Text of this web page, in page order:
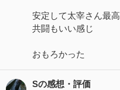
安定して太宰さん最高
共闘もいい感じ
おもろかった
Sの感想・評価